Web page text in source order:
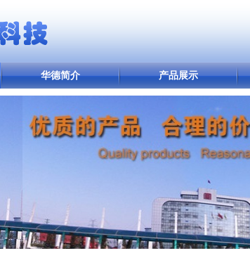
华德简介 产品展示